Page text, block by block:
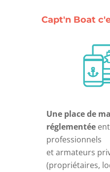
Capt'n Boat
Une place de
réglementée
professionnels
et armateurs
(propriétaires,